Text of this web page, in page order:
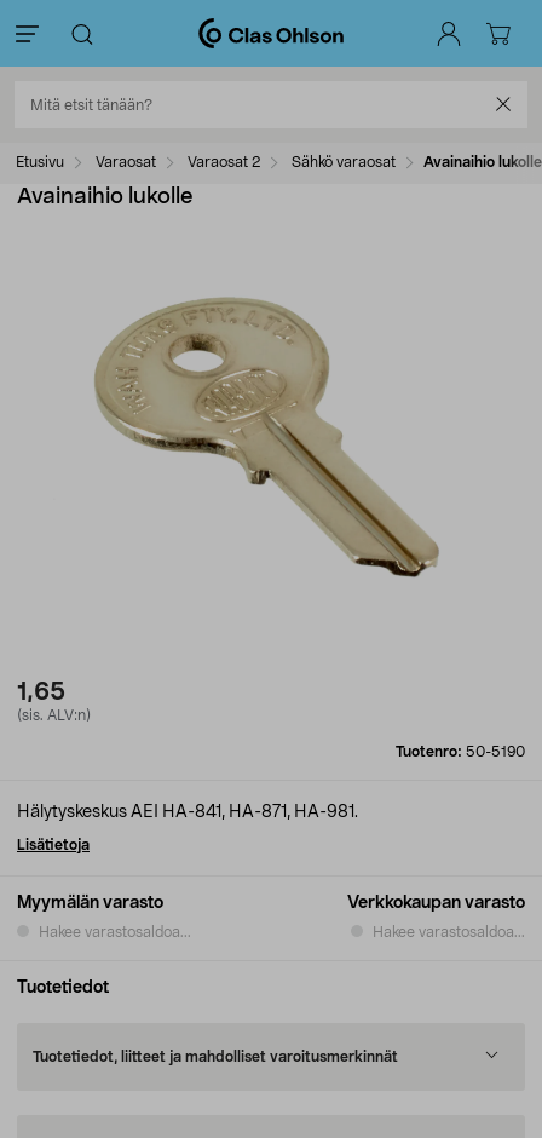
Etusivu Varaosat Varaosat 2 Sähkö varaosat Avainaihio lukolle
Avainaihio lukolle
1,65
(sis. ALV:n)
Tuotenro: 50-5190
Myymälän varasto
Hakee varastosaldoa...
Verkkokaupan varasto
Hakee varastosaldoa...
Hälytyskeskus AEI HA-841, HA-871, HA-981.
Lisätietoja
Tuotetiedot
Tuotetiedot, liitteet ja mahdolliset varoitusmerkinnät